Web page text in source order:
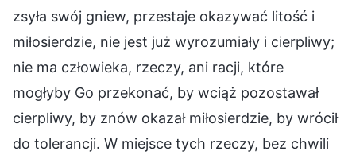
zsyła swój gniew, przestaje okazywać litość i
miłosierdzie, nie jest już wyrozumiały i cierpliwy;
nie ma człowieka, rzeczy, ani racji, które
mogłyby Go przekonać, by wciąż pozostawał
cierpliwy, by znów okazał miłosierdzie, by wrócił
do tolerancji. W miejsce tych rzeczy, bez chwili